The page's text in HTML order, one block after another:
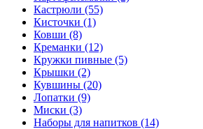
Кастрюли (55)
Кисточки (1)
Ковши (8)
Креманки (12)
Кружки пивные (5)
Крышки (2)
Кувшины (20)
Лопатки (9)
Миски (3)
Наборы для напитков (14)